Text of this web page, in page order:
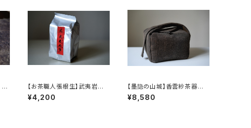
【お茶職人張根生】武夷岩茶
シリーズ: 武夷肉桂茶 (足火炭
焙)
¥4,200
【墨隐の山城】香雲紗茶器収
納バッグ 「内袋分離式のアウ
トドアティーバッグ」
¥8,580